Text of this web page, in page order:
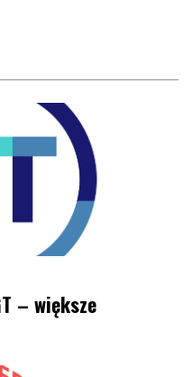
– większe